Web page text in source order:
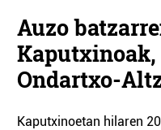
Auzo
Ondartxo-
Kaputxinoetan hilaren